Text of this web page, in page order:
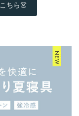
ちら👗